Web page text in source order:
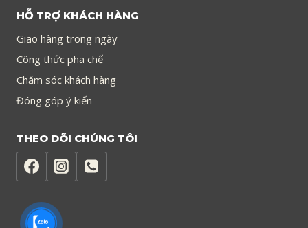
HỖ TRỢ KHÁCH HÀNG
Giao hàng trong ngày
Công thức pha chế
Chăm sóc khách hàng
Đóng góp ý kiến
THEO DÕI CHÚNG TÔI